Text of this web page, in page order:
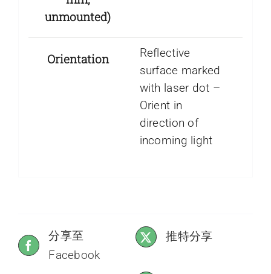
unmounted)
Orientation
Reflective
surface marked
with laser dot –
Orient in
direction of
incoming light
分享至
Facebook
推特分享